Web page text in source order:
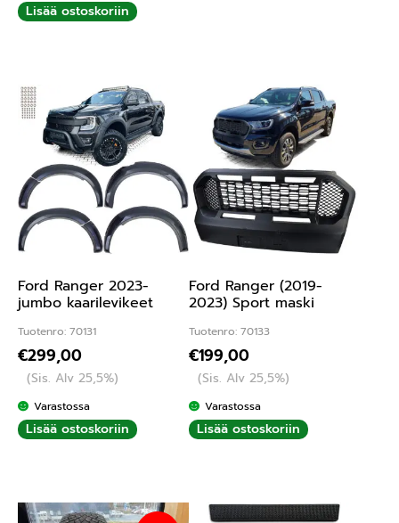
Lisää ostoskoriin
Ford Ranger 2023-
jumbo kaarilevikeet
Tuotenro: 70131
€299,00
(Sis. Alv 25,5%)
Varastossa
Lisää ostoskoriin
Ford Ranger (2019-
2023) Sport maski
Tuotenro: 70133
€199,00
(Sis. Alv 25,5%)
Varastossa
Lisää ostoskoriin